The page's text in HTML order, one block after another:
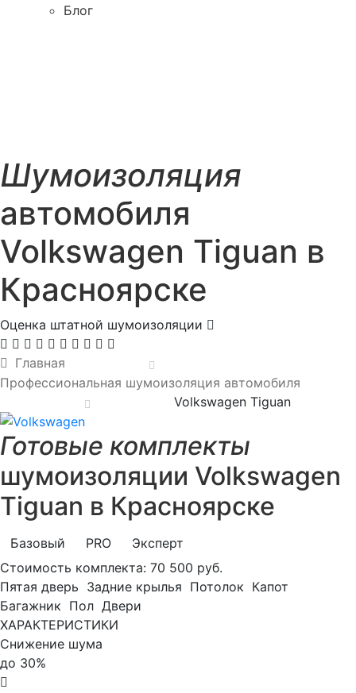
Блог
Шумоизоляция
автомобиля
Volkswagen Tiguan в
Красноярске
Оценка штатной шумоизоляции
Главная
Профессиональная шумоизоляция автомобиля
Volkswagen Tiguan
Готовые комплекты
шумоизоляции Volkswagen
Tiguan в Красноярске
Базовый PRO
Эксперт
Стоимость комплекта: 70 500 руб.
Пятая дверь Задние крылья Потолок Капот
Багажник Пол Двери
ХАРАКТЕРИСТИКИ
Снижение шума
до 30%